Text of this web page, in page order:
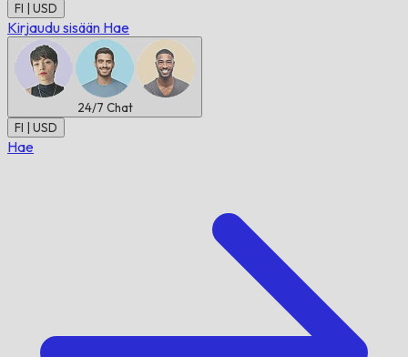
FI | USD
Kirjaudu sisään Hae
24/7 Chat
FI | USD
Hae